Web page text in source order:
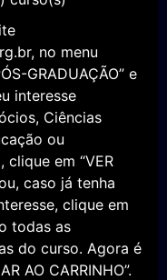
no menu
GRADUAÇÃO” e
interesse
Ciências
ou
em “VER
caso já tenha
clique em
todas as
do curso. Agora é
AO CARRINHO”.